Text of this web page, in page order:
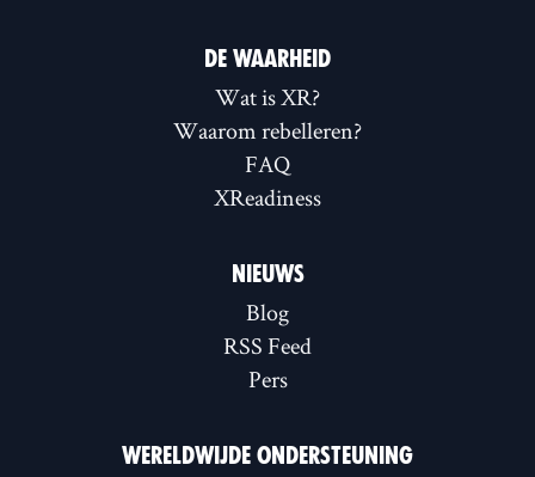
DE WAARHEID
Wat is XR?
Waarom rebelleren?
FAQ
XReadiness
NIEUWS
Blog
RSS Feed
Pers
WERELDWIJDE ONDERSTEUNING